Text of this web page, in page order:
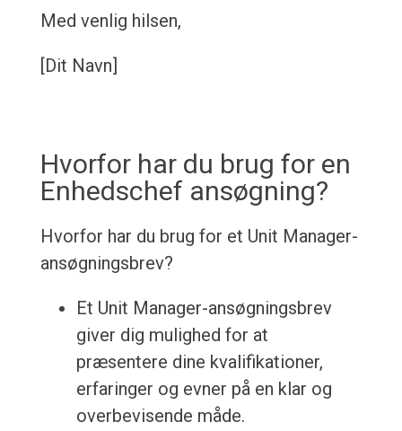
Med venlig hilsen,
[Dit Navn]
Hvorfor har du brug for en
Enhedschef ansøgning?
Hvorfor har du brug for et Unit Manager-
ansøgningsbrev?
Et Unit Manager-ansøgningsbrev
giver dig mulighed for at
præsentere dine kvalifikationer,
erfaringer og evner på en klar og
overbevisende måde.